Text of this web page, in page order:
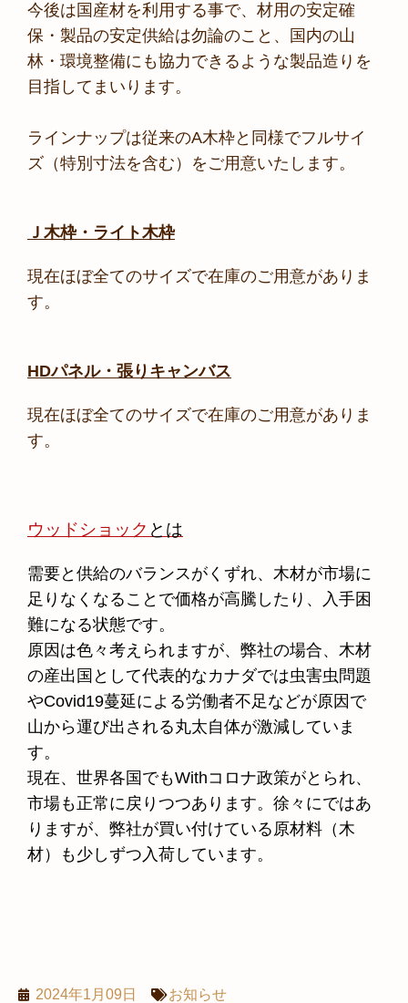
今後は国産材を利用する事で、材用の安定確
保・製品の安定供給は勿論のこと、国内の山
林・環境整備にも協力できるような製品造りを
目指してまいります。
ラインナップは従来のA木枠と同様でフルサイ
ズ（特別寸法を含む）をご用意いたします。
Ｊ木枠・ライト木枠
現在ほぼ全てのサイズで在庫のご用意がありま
す。
HDパネル・張りキャンバス
現在ほぼ全てのサイズで在庫のご用意がありま
す。
ウッドショック とは
需要と供給のバランスがくずれ、木材が市場に
足りなくなることで価格が高騰したり、入手困
難になる状態です。
原因は色々考えられますが、弊社の場合、木材
の産出国として代表的なカナダでは虫害虫問題
やCovid19蔓延による労働者不足などが原因で
山から運び出される丸太自体が激減していま
す。
現在、世界各国でもWithコロナ政策がとられ、
市場も正常に戻りつつあります。徐々にではあ
りますが、弊社が買い付けている原材料（木
材）も少しずつ入荷しています。
2024年1月09日 お知らせ